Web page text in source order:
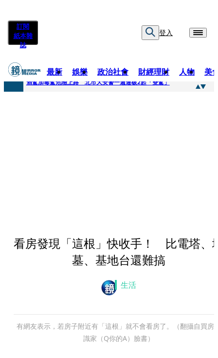
訂閱
紙本雜
誌
登入
最新 娛樂 政治社會 財經理財 人物 美
快訊
酒駕加毒駕危險上路 北市大安警一週連破2起「雙駕」
看房發現「這根」快收手！ 比電塔、
墓、基地台還難搞
生活
有網友表示，若房子附近有「這根」就不會看房了。（翻攝自買房
識家（Q你的A）臉書）